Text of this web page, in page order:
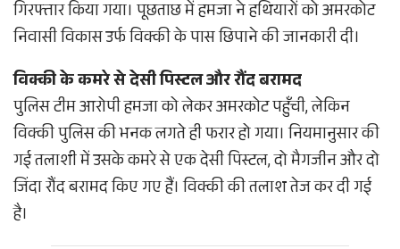
गिरफ्तार किया गया। पूछताछ में हमजा ने हथियारों को अमरकोट
निवासी विकास उर्फ विक्की के पास छिपाने की जानकारी दी।
विक्की के कमरे से देसी पिस्टल और रौंद बरामद
पुलिस टीम आरोपी हमजा को लेकर अमरकोट पहुँची, लेकिन
विक्की पुलिस की भनक लगते ही फरार हो गया। नियमानुसार की
गई तलाशी में उसके कमरे से एक देसी पिस्टल, दो मैगजीन और दो
जिंदा रौंद बरामद किए गए हैं। विक्की की तलाश तेज कर दी गई
है।